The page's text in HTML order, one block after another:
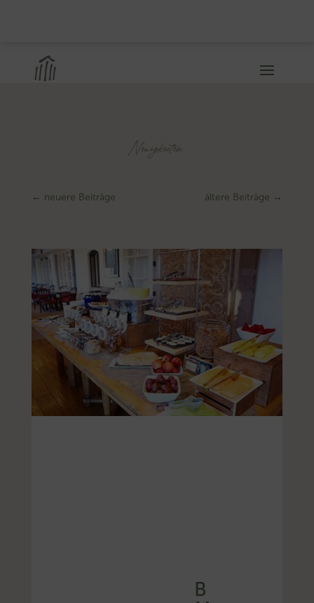
Neuigkeiten
← neuere Beiträge ältere Beiträge →
B